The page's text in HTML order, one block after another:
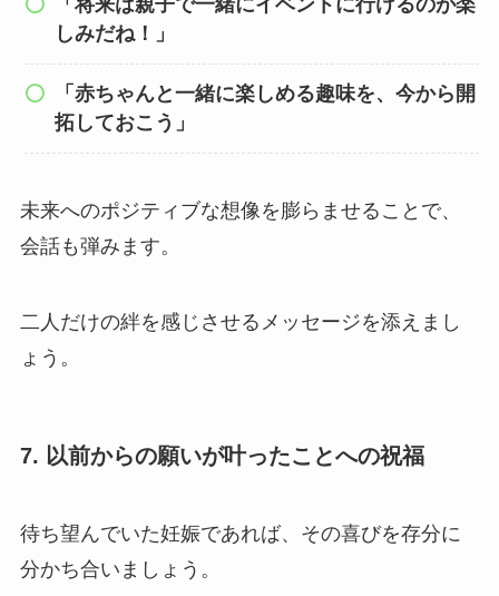
「将来は親子で一緒にイベントに行けるのが楽
しみだね！」
「赤ちゃんと一緒に楽しめる趣味を、今から開
拓しておこう」
未来へのポジティブな想像を膨らませることで、
会話も弾みます。
二人だけの絆を感じさせるメッセージを添えまし
ょう。
7. 以前からの願いが叶ったことへの祝福
待ち望んでいた妊娠であれば、その喜びを存分に
分かち合いましょう。